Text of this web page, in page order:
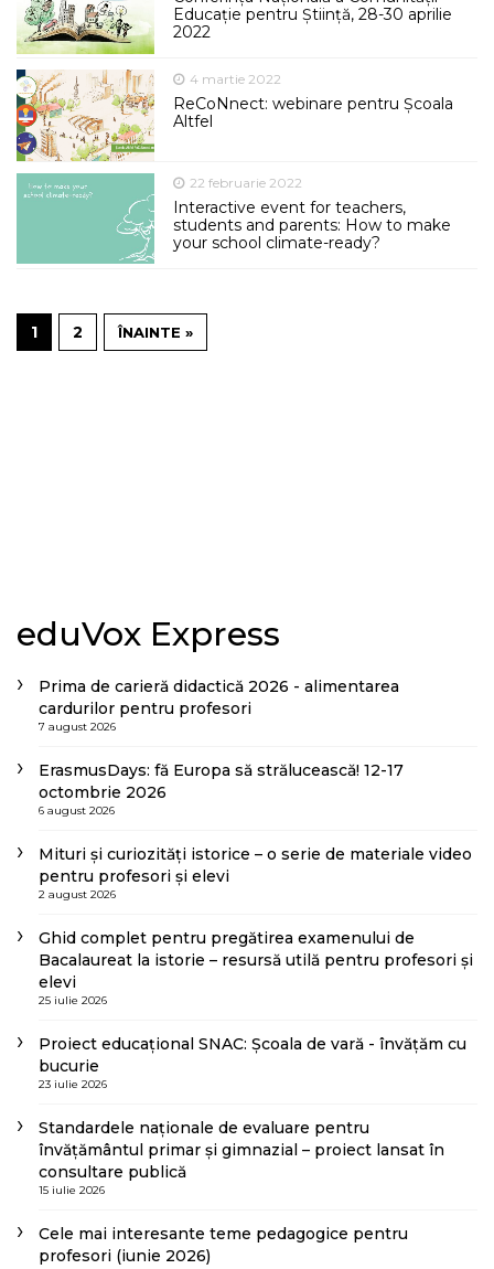
Educație pentru Știință, 28-30 aprilie
2022
4 martie 2022
ReCoNnect: webinare pentru Școala
Altfel
22 februarie 2022
Interactive event for teachers,
students and parents: How to make
your school climate-ready?
1 2 ÎNAINTE »
eduVox Express
Prima de carieră didactică 2026 - alimentarea
cardurilor pentru profesori
7 august 2026
ErasmusDays: fă Europa să strălucească! 12-17
octombrie 2026
6 august 2026
Mituri și curiozități istorice – o serie de materiale video
pentru profesori și elevi
2 august 2026
Ghid complet pentru pregătirea examenului de
Bacalaureat la istorie – resursă utilă pentru profesori și
elevi
25 iulie 2026
Proiect educațional SNAC: Școala de vară - învățăm cu
bucurie
23 iulie 2026
Standardele naționale de evaluare pentru
învățământul primar și gimnazial – proiect lansat în
consultare publică
15 iulie 2026
Cele mai interesante teme pedagogice pentru
profesori (iunie 2026)